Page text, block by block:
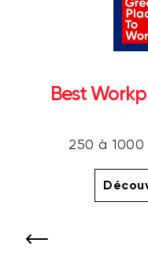
Best
250 à 1000